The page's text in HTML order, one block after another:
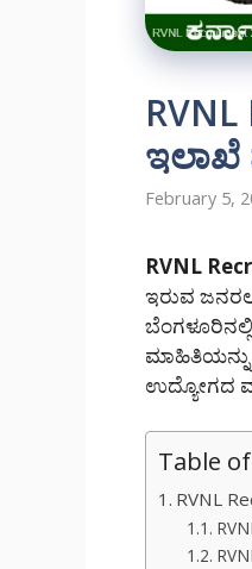
ಇಲಾಖೆ
February 5,
RVNL
ಇರುವ
ಮಾಹಿತಿಯನ್ನು
ಉದ್ಯೋಗದ
Table
RVNL